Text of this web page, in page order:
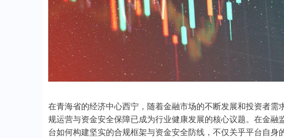
在青海省的经济中心西宁，随着金融市场的不断发展和投资者
规运营与资金安全保障已成为行业健康发展的核心议题。在金
台如何构建坚实的合规框架与资金安全防线，不仅关乎平台自身